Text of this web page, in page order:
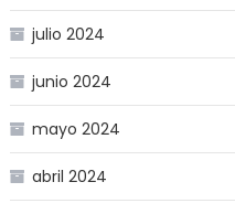
julio 2024
junio 2024
mayo 2024
abril 2024